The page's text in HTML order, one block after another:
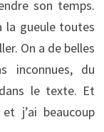
son temps.
la gueule toutes
On a de belles
inconnues, du
le texte. Et
j’ai beaucoup